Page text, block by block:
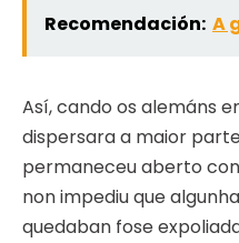
Recomendación: A
Así, cando os alemáns
dispersara a maior
permaneceu aberto
non impediu que
quedaban fose